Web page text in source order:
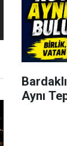
Aynı